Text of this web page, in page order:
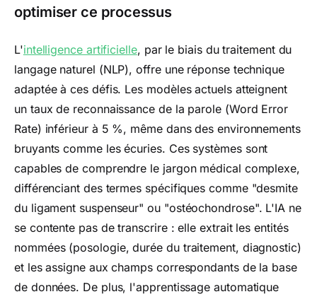
optimiser ce processus
L'intelligence artificielle, par le biais du traitement du
langage naturel (NLP), offre une réponse technique
adaptée à ces défis. Les modèles actuels atteignent
un taux de reconnaissance de la parole (Word Error
Rate) inférieur à 5 %, même dans des environnements
bruyants comme les écuries. Ces systèmes sont
capables de comprendre le jargon médical complexe,
différenciant des termes spécifiques comme "desmite
du ligament suspenseur" ou "ostéochondrose". L'IA ne
se contente pas de transcrire : elle extrait les entités
nommées (posologie, durée du traitement, diagnostic)
et les assigne aux champs correspondants de la base
de données. De plus, l'apprentissage automatique